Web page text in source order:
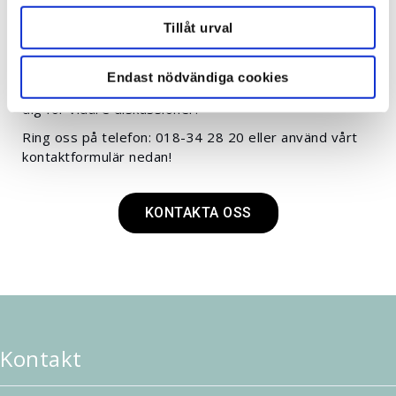
Tillåt urval
Endast nödvändiga cookies
fram ett skräddarsytt råd. Hos JoR hittar du
fysiologiska mätsystem avsedda för både forskning
och utbildning! Hittar du inget helt passande område i
vår knappmeny är du välkommen att använda vårt
generella formulär så kommer en expert att kontakta
dig för vidare diskussioner.
Ring oss på telefon: 018-34 28 20 eller använd vårt
kontaktformulär nedan!
KONTAKTA OSS
Kontakt